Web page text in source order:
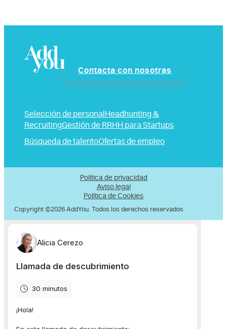
Contacta con nosotras
Selección de personal Headhunting &
RecruitingGestión de RRHH para Startups
Búsqueda de talentoOfertas de empleo
Política de privacidad
Aviso legal
Política de Cookies
Copyright ©2026 AddYou. Todos los derechos reservados